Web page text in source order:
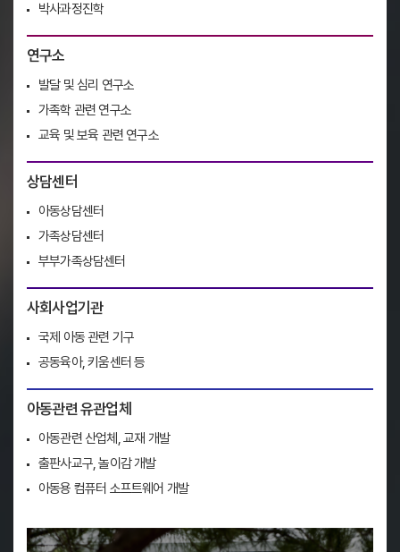
박사과정진학
연구소
발달 및 심리 연구소
가족학 관련 연구소
교육 및 보육 관련 연구소
상담센터
아동상담센터
가족상담센터
부부가족상담센터
사회사업기관
국제 아동 관련 기구
공동육아, 키움센터 등
아동관련 유관업체
아동관련 산업체, 교재 개발
출판사교구, 놀이감 개발
아동용 컴퓨터 소프트웨어 개발